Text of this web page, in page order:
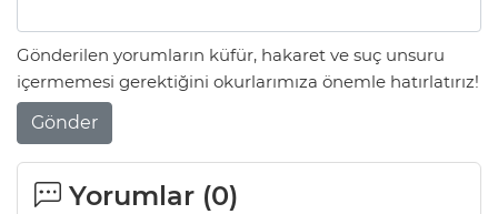
Gönderilen yorumların küfür, hakaret ve suç unsuru
içermemesi gerektiğini okurlarımıza önemle hatırlatırız!
Gönder
Yorumlar (0)